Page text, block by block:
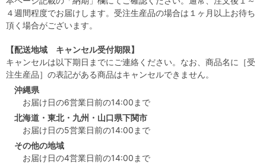
４週間程度でお届けします。受注生産品の場合は１ヶ月以上お待ち
頂く場合がございます。
【配送地域 キャンセル受付期限】
キャンセルは以下期日までにご連絡ください。なお、商品名に［受
注生産品］の表記がある商品はキャンセルできません。
沖縄県
お届け日の6営業日前の14:00まで
北海道・東北・九州・山口県下関市
お届け日の5営業日前の14:00まで
その他の地域
お届け日の4営業日前の14:00まで